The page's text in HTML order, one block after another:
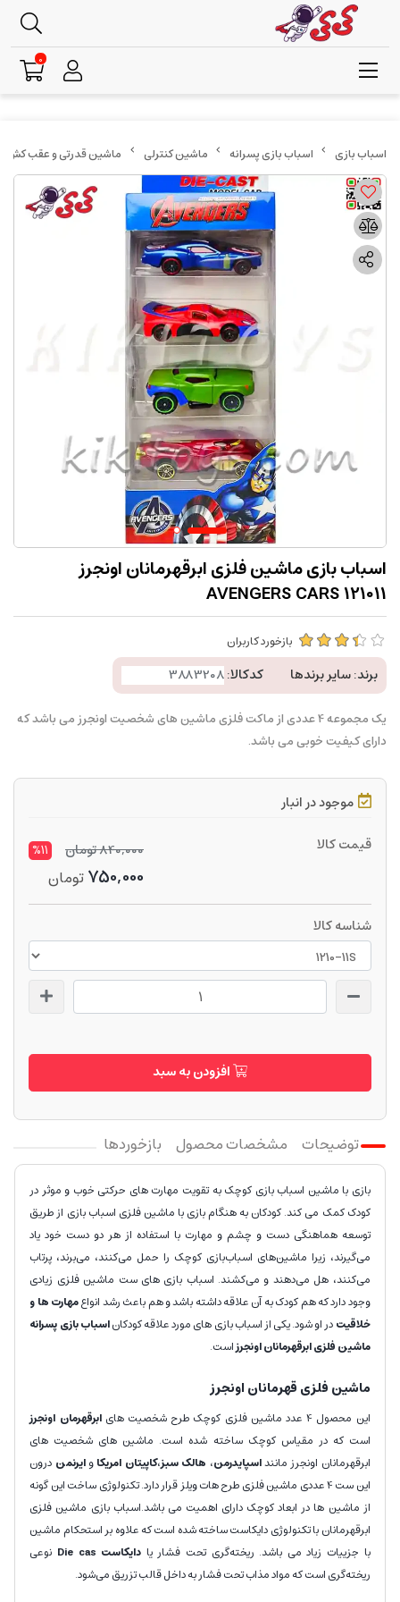
اسباب بازی پسرانه ماشین کنترلی ماشین قدرتی و عقب کش
اسباب بازی ماشین فلزی ابرقهرمانان اونجرز
AVENGERS CARS 121011
بازخورد کاربران
برند:سایر برندها کدکالا:
یک مجموعه 4 عددی از ماکت فلزی ماشین های شخصیت اونجرز می باشد که
دارای کیفیت خوبی می باشد.
موجود در انبار
قیمت کالا
840,000تومان %11
750,000تومان
شناسه کالا
افزودن به سبد
توضیحات مشخصات محصول بازخوردها
بازی با ماشین اسباب بازی کوچک به تقویت مهارت های حرکتی خوب و موثر در
کودک کمک می کند. کودکان به هنگام بازی با ماشین فلزی اسباب بازی از طریق
توسعه هماهنگی دست و چشم و مهارت با استفاده از هر دو دست خود یاد
می‌گیرند، زیرا ماشین‌های اسباب‌بازی کوچک را حمل می‌کنند، می‌برند، پرتاب
می‌کنند، هل می‌دهند و می‌کشند. اسباب بازی های ست ماشین فلزی زیادی
وجود دارد که هم کودک به آن علاقه داشته باشد و هم باعث رشد انواعمهارت ها و
خلاقیتدر او شود. یکی از اسباب بازی های مورد علاقه کودکاناسباب بازی پسرانه
ماشین فلزی ابرقهرمانان اونجرزاست.
ماشین فلزی قهرمانان اونجرز
این محصول 4 عدد ماشین فلزی کوچک طرح شخصیت های
ابرقهرمان اونجرز
است که در مقیاس کوچک ساخته شده است. ماشین های شخصیت های
ابرقهرمانان اونجرز ماننداسپایدرمن، هالک سبز،کاپیتان امریکاوایرنمن درون
این ست 4 عددی ماشین فلزی طرح هات ویلز قرار دارد. تکنولوژی ساخت این گونه
از ماشین ها در ابعاد کوچک دارای اهمیت می باشد.اسباب بازی ماشین فلزی
ابرقهرمانان با تکنولوژی دایکاست ساخته شده است که علاوه بر استحکام ماشین
با جزییات زیاد می باشد. ریخته‌گری تحت فشار یا دایکاست Die cas
نوعی
ریخته‌گری است که مواد مذاب تحت فشار به داخل قالب تزریق می‌شود.
0